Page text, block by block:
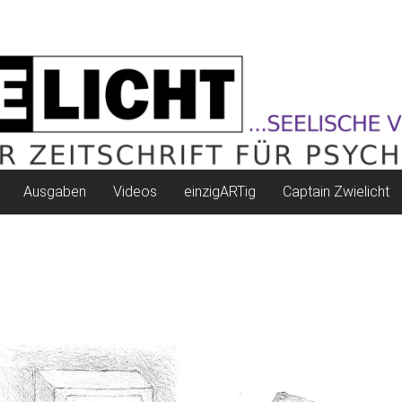
Ausgaben Videos einzigARTig Captain Zwielicht